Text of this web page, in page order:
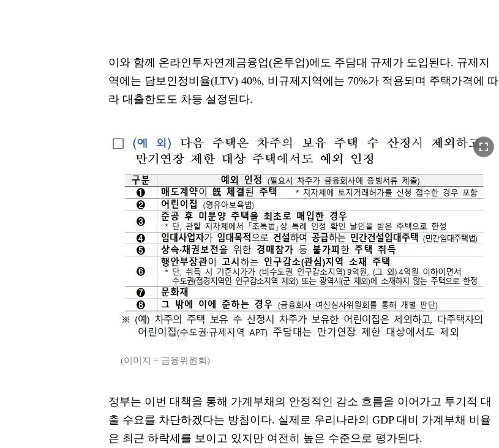
이와 함께 온라인투자연계금융업(온투업)에도 주담대 규제가 도입된다. 규제지
역에는 담보인정비율(LTV) 40%, 비규제지역에는 70%가 적용되며 주택가격에 따
라 대출한도도 차등 설정된다.
fullscreen
(이미지 = 금융위원회)
정부는 이번 대책을 통해 가계부채의 안정적인 감소 흐름을 이어가고 투기적 대
출 수요를 차단하겠다는 방침이다. 실제로 우리나라의 GDP 대비 가계부채 비율
은 최근 하락세를 보이고 있지만 여전히 높은 수준으로 평가된다.